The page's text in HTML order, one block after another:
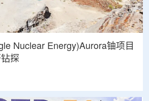
Nuclear Energy)Aurora铀项目
探